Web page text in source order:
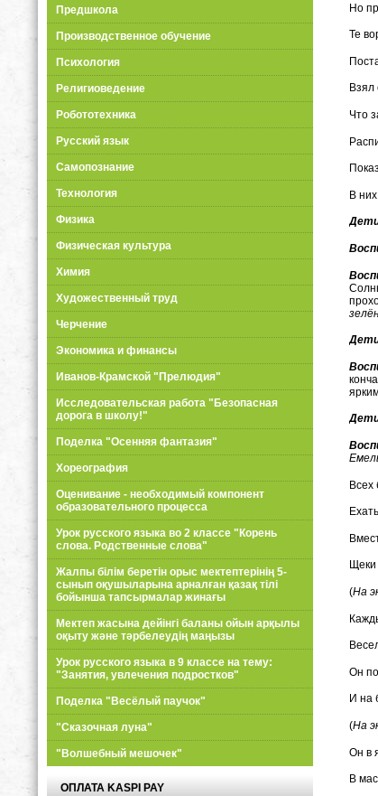
Предшкола
Производственное обучение
Психология
Религиоведение
Робототехника
Русский язык
Самопознание
Технология
Физика
Физическая культура
Химия
Художественный труд
Черчение
Экономика и финансы
Иванов-Крамской "Прелюдия"
Исследовательская работа "Безопасная
дорога в школу!"
Поделка "Осенняя фантазия"
Хореография
Оценивание - необходимый компонент
образовательного процесса
Урок русского языка во 2 классе "Корень
слова. Родственные слова"
Жалпы білім беретін орыс мектептерінің 5-
сынып оқушыларына арналған қазақ тілі
бойынша тапсырмалар жинағы
Мектеп жасына дейінгі баланы ойын арқылы
оқыту және тәрбелеудің маңызы
Урок русского языка в 9 классе на тему:
"Занятия, увлечения подростков"
Поделка "Весёлый паучок"
"Сказочная луна"
"Волшебный мешочек"
ОПЛАТА KASPI PAY
Но
Те
Взял
Что
В
Всех
Щеки
(На
Он
И на
(На
Он в
В